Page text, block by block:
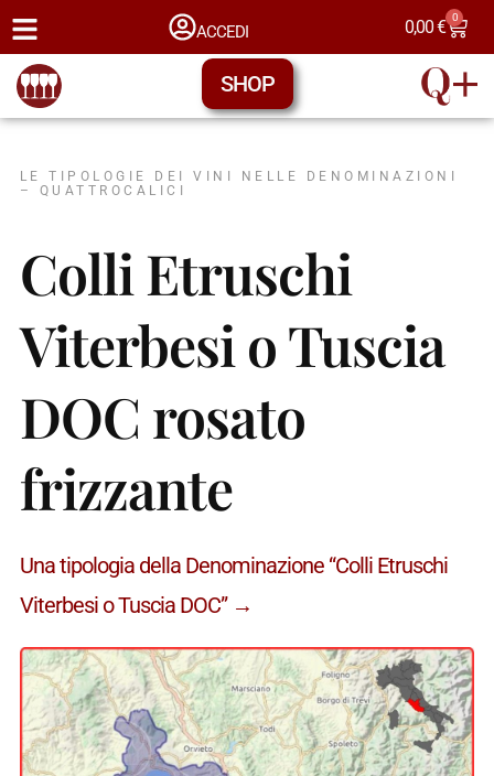
ACCEDI 0,00€ 0
SHOP
LE TIPOLOGIE DEI VINI NELLE DENOMINAZIONI
– QUATTROCALICI
Colli Etruschi
Viterbesi o Tuscia
DOC rosato
frizzante
Una tipologia della Denominazione “Colli Etruschi
Viterbesi o Tuscia DOC” →